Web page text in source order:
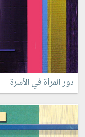
دور المرأة في الأسرة